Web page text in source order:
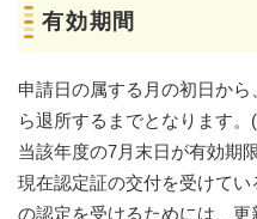
有効期間
申請日の属する月の初日か
ら退所するまでとなります
当該年度の7月末日が有効期
現在認定証の交付を受けて
の認定を受けるためには、更